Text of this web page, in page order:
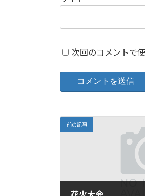
次回のコメントで
前の記事
花火大会